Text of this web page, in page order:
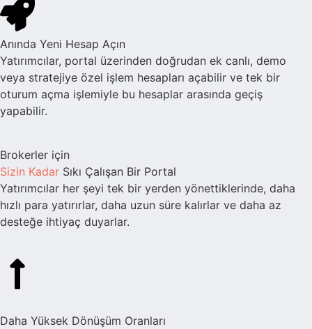
Anında Yeni Hesap Açın
Yatırımcılar, portal üzerinden doğrudan ek canlı, demo
veya stratejiye özel işlem hesapları açabilir ve tek bir
oturum açma işlemiyle bu hesaplar arasında geçiş
yapabilir.
Brokerler için
Sizin Kadar Sıkı Çalışan Bir Portal
Yatırımcılar her şeyi tek bir yerden yönettiklerinde, daha
hızlı para yatırırlar, daha uzun süre kalırlar ve daha az
desteğe ihtiyaç duyarlar.
Daha Yüksek Dönüşüm Oranları